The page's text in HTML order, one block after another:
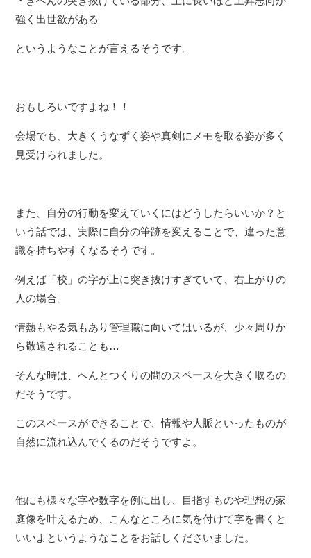
強く出世欲がある
というようなことが言えるそうです。
おもしろいですよね！！
会場でも、大きくうなずく姿や真剣にメモを取る姿が多く
見受けられました。
また、自分の行動を変えていくにはどうしたらいいか？と
いう話では、実際に自分の筆跡を変えることで、違った意
識を持ちやすくなるそうです。
例えば「校」の字が上に突き抜けすぎていて、右上がりの
人の場合。
情熱もやる気もあり管理職に向いてはいるが、少々周りか
ら敬遠されることも…
そんな時は、へんとつくりの間のスペースを大きく取るの
だそうです。
このスペースができることで、情報や人脈といったものが
自然に流れ込んでくるのだそうですよ。
他にも様々な字や数字を例に出し、目指すものや理想の家
庭像を叶えるため、こんなところに気を付けて字を書くと
いいよというようなことをお話しくださいました。